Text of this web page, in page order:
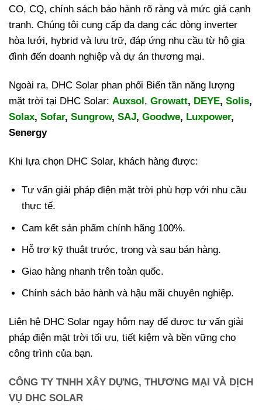
CO, CQ, chính sách bảo hành rõ ràng và mức giá cạnh
tranh. Chúng tôi cung cấp đa dạng các dòng inverter
hòa lưới, hybrid và lưu trữ, đáp ứng nhu cầu từ hộ gia
đình đến doanh nghiệp và dự án thương mại.
Ngoài ra, DHC Solar phan phối Biến tần năng lượng
mặt trời tại DHC Solar: Auxsol , Growatt, DEYE, Solis,
Solax, Sofar, Sungrow, SAJ, Goodwe, Luxpower,
Senergy
Khi lựa chọn DHC Solar, khách hàng được:
Tư vấn giải pháp điện mặt trời phù hợp với nhu cầu
thực tế.
Cam kết sản phẩm chính hãng 100%.
Hỗ trợ kỹ thuật trước, trong và sau bán hàng.
Giao hàng nhanh trên toàn quốc.
Chính sách bảo hành và hậu mãi chuyên nghiệp.
Liên hệ DHC Solar ngay hôm nay để được tư vấn giải
pháp điện mặt trời tối ưu, tiết kiệm và bền vững cho
công trình của bạn.
CÔNG TY TNHH XÂY DỰNG, THƯƠNG MẠI VÀ DỊCH
VỤ DHC SOLAR